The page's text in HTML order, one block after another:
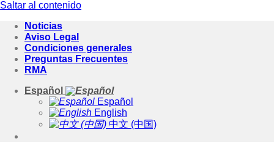
Saltar al contenido
Noticias
Aviso Legal
Condiciones generales
Preguntas Frecuentes
RMA
Español
Español
English
中文 (中国)